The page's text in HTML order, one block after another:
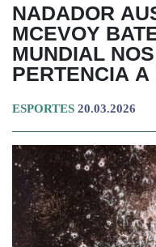
NADADOR
MCEVOY
MUNDIAL
PERTENCIA
ESPORTES 20.03.2026